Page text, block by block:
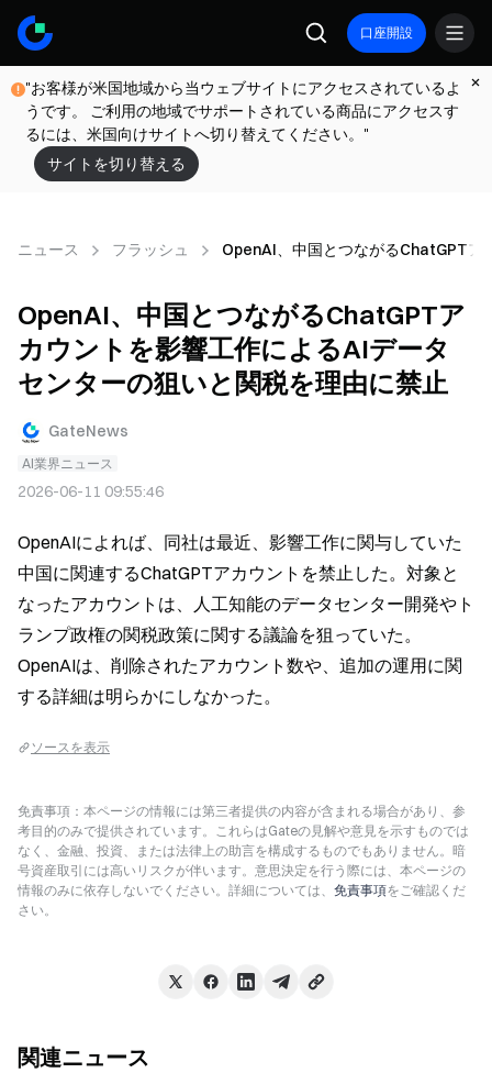
口座開設
"お客様が米国地域から当ウェブサイトにアクセスされているよ
うです。 ご利用の地域でサポートされている商品にアクセスす
るには、米国向けサイトへ切り替えてください。"
サイトを切り替える
ニュース フラッシュ OpenAI、中国とつながるChatGPTア
OpenAI、中国とつながるChatGPTア
カウントを影響工作によるAIデータ
センターの狙いと関税を理由に禁止
GateNews
AI業界ニュース
2026-06-11 09:55:46
OpenAIによれば、同社は最近、影響工作に関与していた
中国に関連するChatGPTアカウントを禁止した。対象と
なったアカウントは、人工知能のデータセンター開発やト
ランプ政権の関税政策に関する議論を狙っていた。
OpenAIは、削除されたアカウント数や、追加の運用に関
する詳細は明らかにしなかった。
ソースを表示
免責事項：本ページの情報には第三者提供の内容が含まれる場合があり、参
考目的のみで提供されています。これらはGateの見解や意見を示すものでは
なく、金融、投資、または法律上の助言を構成するものでもありません。暗
号資産取引には高いリスクが伴います。意思決定を行う際には、本ページの
情報のみに依存しないでください。詳細については、 免責事項をご確認くだ
さい。
関連ニュース